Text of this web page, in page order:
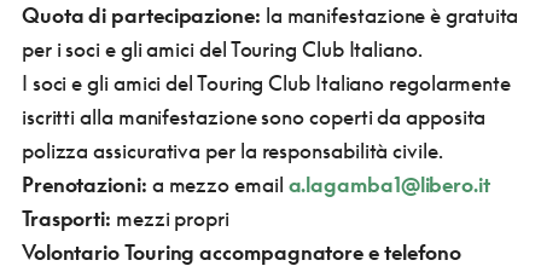
Quota di partecipazione: la manifestazione è gratuita
per i soci e gli amici del Touring Club Italiano.
I soci e gli amici del Touring Club Italiano regolarmente
iscritti alla manifestazione sono coperti da apposita
polizza assicurativa per la responsabilità civile.
Prenotazioni: a mezzo email a.lagamba1@libero.it
Trasporti: mezzi propri
Volontario Touring accompagnatore e telefono